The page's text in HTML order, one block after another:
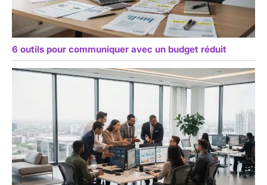
6 outils pour communiquer avec un budget réduit